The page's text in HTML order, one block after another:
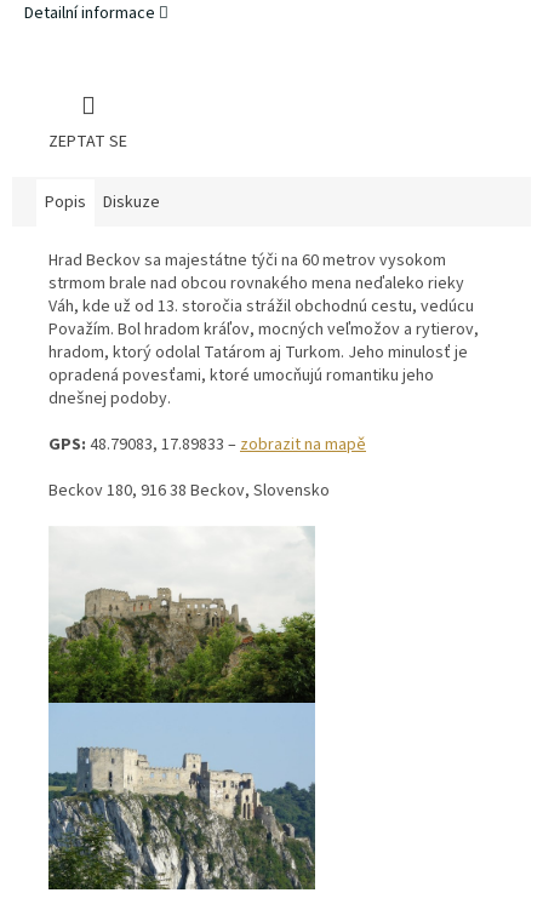
Detailní informace
ZEPTAT SE
Popis Diskuze
Hrad Beckov sa majestátne týči na 60 metrov vysokom
strmom brale nad obcou rovnakého mena neďaleko rieky
Váh, kde už od 13. storočia strážil obchodnú cestu, vedúcu
Považím. Bol hradom kráľov, mocných veľmožov a rytierov,
hradom, ktorý odolal Tatárom aj Turkom. Jeho minulosť je
opradená povesťami, ktoré umocňujú romantiku jeho
dnešnej podoby.
GPS: 48.79083, 17.89833 –zobrazit na mapě
Beckov 180, 916 38 Beckov, Slovensko